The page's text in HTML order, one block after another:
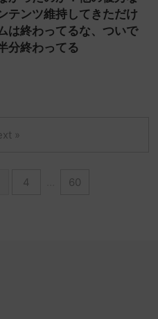
テンツ維持してきただけ
は終わってるな、ついで
分終わってる
4 60
»